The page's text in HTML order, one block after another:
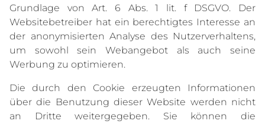
Grundlage von Art. 6 Abs. 1 lit. f DSGVO. Der
Websitebetreiber hat ein berechtigtes Interesse an
der anonymisierten Analyse des Nutzerverhaltens,
um sowohl sein Webangebot als auch seine
Werbung zu optimieren.
Die durch den Cookie erzeugten Informationen
über die Benutzung dieser Website werden nicht
an Dritte weitergegeben. Sie können die